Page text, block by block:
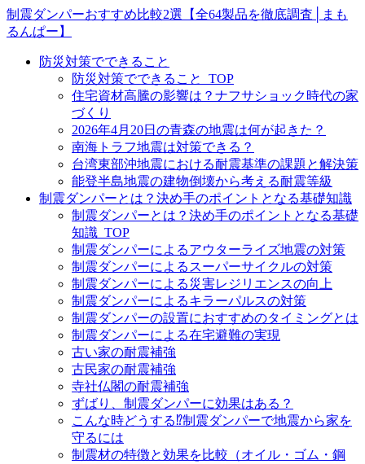
制震ダンパーおすすめ比較2選【全64製品を徹底調査│まも
るんぱー】
防災対策でできること
防災対策でできること_TOP
住宅資材高騰の影響は？ナフサショック時代の家
づくり
2026年4月20日の青森の地震は何が起きた？
南海トラフ地震は対策できる？
台湾東部沖地震における耐震基準の課題と解決策
能登半島地震の建物倒壊から考える耐震等級
制震ダンパーとは？決め手のポイントとなる基礎知識
制震ダンパーとは？決め手のポイントとなる基礎
知識_TOP
制震ダンパーによるアウターライズ地震の対策
制震ダンパーによるスーパーサイクルの対策
制震ダンパーによる災害レジリエンスの向上
制震ダンパーによるキラーパルスの対策
制震ダンパーの設置におすすめのタイミングとは
制震ダンパーによる在宅避難の実現
古い家の耐震補強
古民家の耐震補強
寺社仏閣の耐震補強
ずばり、制震ダンパーに効果はある？
こんな時どうする⁉制震ダンパーで地震から家を
守るには
制震材の特徴と効果を比較（オイル・ゴム・鋼